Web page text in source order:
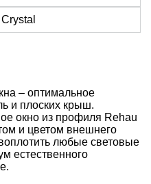
– оптимальное
и плоских крыш.
окно из профиля Rehau
и цветом внешнего
любые световые
естественного